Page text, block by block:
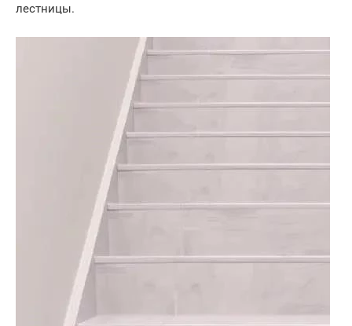
лестницы.